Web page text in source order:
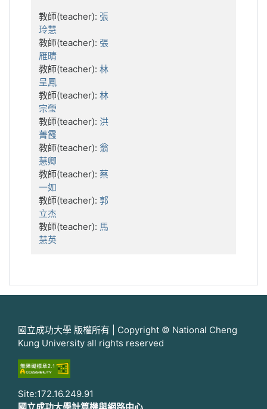
教師(teacher): 張
玲慧
教師(teacher): 張
雁晴
教師(teacher): 林
呈鳳
教師(teacher): 林
宗瑩
教師(teacher): 洪
菁霞
教師(teacher): 翁
慧卿
教師(teacher): 蔡
一如
教師(teacher): 郭
立杰
教師(teacher): 馬
慧英
國立成功大學 版權所有 | Copyright © National Cheng
Kung University all rights reserved
Site:172.16.249.91